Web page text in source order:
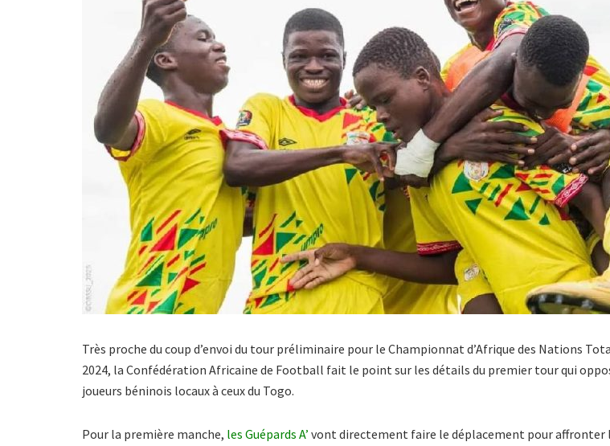
Très proche du coup d’envoi du tour préliminaire pour le Championnat d’Afrique des Nations
2024, la Confédération Africaine de Football fait le point sur les détails du premier tour qui
joueurs béninois locaux à ceux du Togo.
Pour la première manche, les Guépards A’ vont directement faire le déplacement pour affronter